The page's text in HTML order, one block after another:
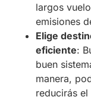
largos
emisiones
Elige
eficiente:
buen
manera,
reducirás